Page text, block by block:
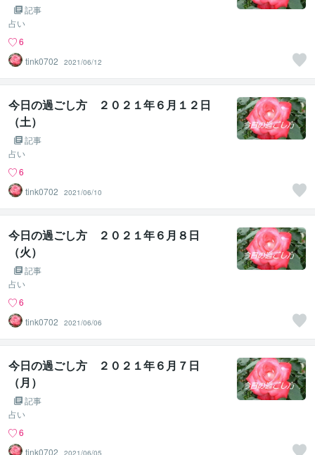
記事
占い
6
tink0702
2021/06/12
今日の過ごし方 ２０２１年６月１２日
（土）
記事
占い
6
tink0702
2021/06/10
今日の過ごし方 ２０２１年６月８日
（火）
記事
占い
6
tink0702
2021/06/06
今日の過ごし方 ２０２１年６月７日
（月）
記事
占い
6
tink0702
2021/06/05